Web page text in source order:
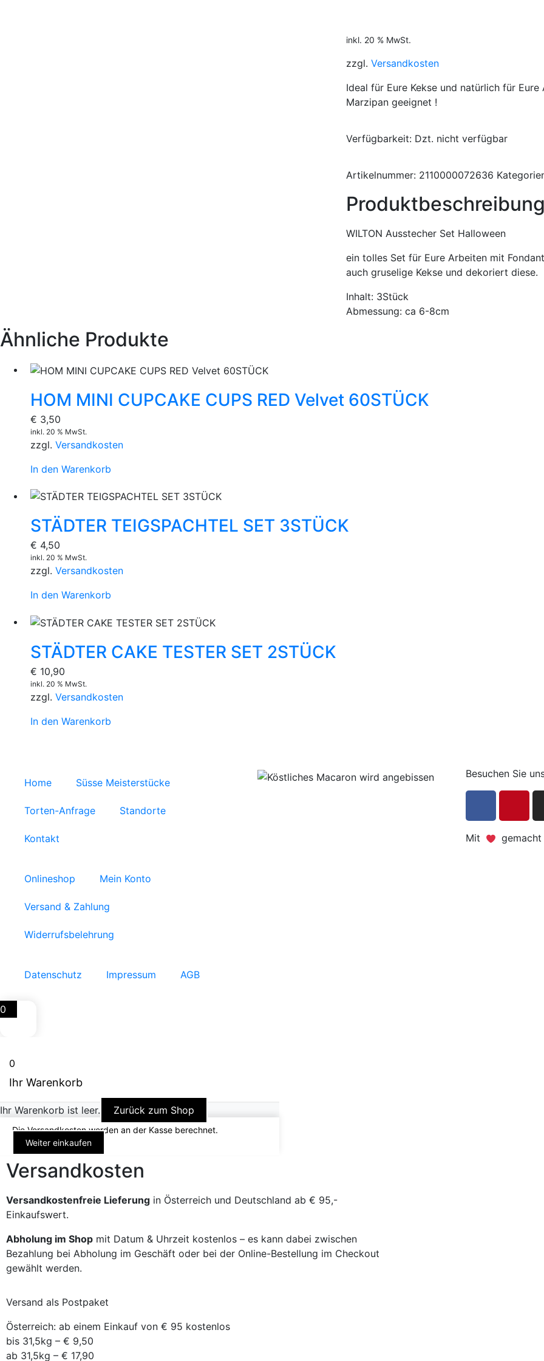
inkl. 20 % MwSt.
zzgl. Versandkosten
Ideal für Eure Kekse und natürlich für
Marzipan geeignet !
Verfügbarkeit: Dzt. nicht verfügbar
Artikelnummer: 2110000072636
WILTON Ausstecher Set Halloween
ein tolles Set für Eure Arbeiten mit
auch gruselige Kekse und dekoriert diese.
Inhalt: 3Stück
Abmessung: ca 6-8cm
Ähnliche Produkte
HOM MINI CUPCAKE CUPS RED Velvet 60STÜCK
€ 3,50
inkl. 20 % MwSt.
zzgl. Versandkosten
In den Warenkorb
STÄDTER TEIGSPACHTEL SET 3STÜCK
€ 4,50
inkl. 20 % MwSt.
zzgl. Versandkosten
In den Warenkorb
STÄDTER CAKE TESTER SET 2STÜCK
€ 10,90
inkl. 20 % MwSt.
zzgl. Versandkosten
In den Warenkorb
Home Süsse Meisterstücke
Torten-Anfrage Standorte
Kontakt
Onlineshop Mein Konto
Versand & Zahlung
Widerrufsbelehrung
Datenschutz Impressum AGB
Besuchen Sie
Mit
0
0
Ihr Warenkorb
Ihr Warenkorb ist leer. Zurück zum Shop
Die Versandkosten werden an der Kasse berechnet.
Weiter einkaufen
Versandkosten
Versandkostenfreie Lieferung in Österreich und Deutschland ab € 95,-
Einkaufswert.
Abholung im Shop mit Datum & Uhrzeit kostenlos – es kann dabei zwischen
Bezahlung bei Abholung im Geschäft oder bei der Online-Bestellung im Checkout
gewählt werden.
Versand als Postpaket
Österreich: ab einem Einkauf von € 95 kostenlos
bis 31,5kg – € 9,50
ab 31,5kg – € 17,90